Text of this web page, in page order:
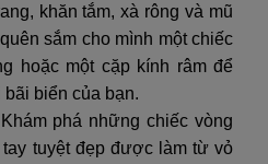
khăn tắm, xà rông và mũ
sắm cho mình một chiếc
hoặc một cặp kính râm để
bãi biển của bạn.
phá những chiếc vòng
tuyệt đẹp được làm từ vỏ